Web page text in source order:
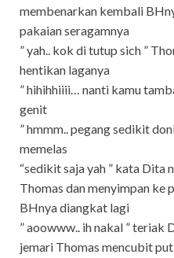
membenarkan kembali
pakaian seragamnya
” yah.. kok di tutup sich ”
hentikan laganya
” hihihhiiii… nanti kamu
genit
” hmmm.. pegang sedikit
memelas
“sedikit saja yah ” kata Dita
Thomas dan menyimpan ke
BHnya diangkat lagi
” aoowww.. ih nakal ” teriak
jemari Thomas mencubit